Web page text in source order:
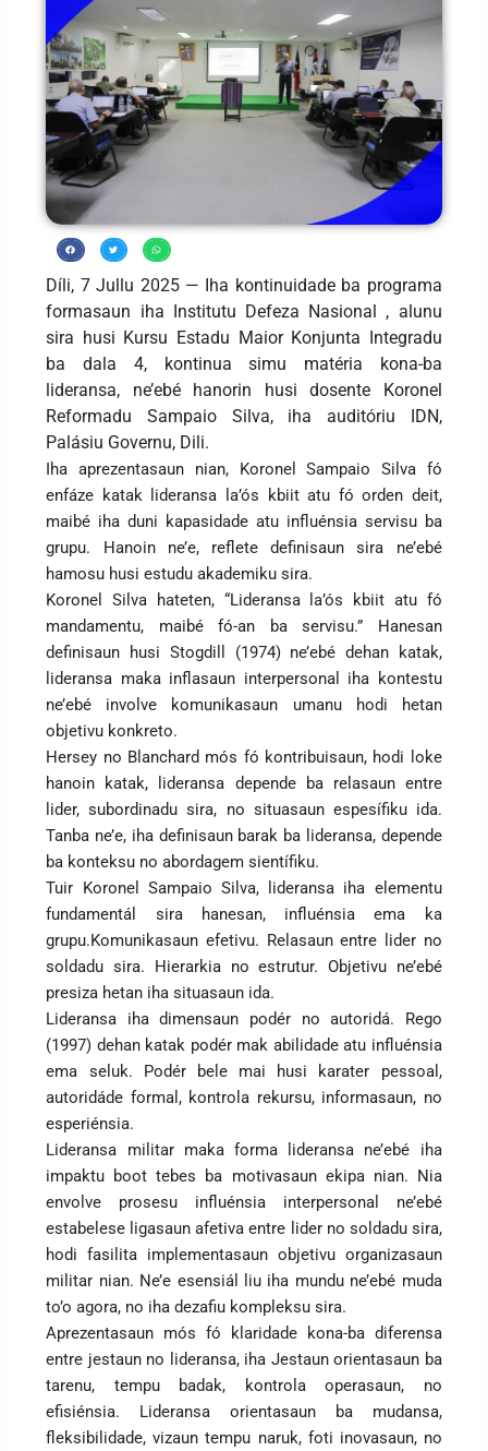
Díli, 7 Jullu 2025 — Iha kontinuidade ba programa
formasaun iha Institutu Defeza Nasional , alunu
sira husi Kursu Estadu Maior Konjunta Integradu
ba dala 4, kontinua simu matéria kona-ba
lideransa, ne’ebé hanorin husi dosente Koronel
Reformadu Sampaio Silva, iha auditóriu IDN,
Palásiu Governu, Dili.
Iha aprezentasaun nian, Koronel Sampaio Silva fó
enfáze katak lideransa la’ós kbiit atu fó orden deit,
maibé iha duni kapasidade atu influénsia servisu ba
grupu. Hanoin ne’e, reflete definisaun sira ne’ebé
hamosu husi estudu akademiku sira.
Koronel Silva hateten, “Lideransa la’ós kbiit atu fó
mandamentu, maibé fó-an ba servisu.” Hanesan
definisaun husi Stogdill (1974) ne’ebé dehan katak,
lideransa maka inflasaun interpersonal iha kontestu
ne’ebé involve komunikasaun umanu hodi hetan
objetivu konkreto.
Hersey no Blanchard mós fó kontribuisaun, hodi loke
hanoin katak, lideransa depende ba relasaun entre
lider, subordinadu sira, no situasaun espesífiku ida.
Tanba ne’e, iha definisaun barak ba lideransa, depende
ba konteksu no abordagem sientífiku.
Tuir Koronel Sampaio Silva, lideransa iha elementu
fundamentál sira hanesan, influénsia ema ka
grupu.Komunikasaun efetivu. Relasaun entre lider no
soldadu sira. Hierarkia no estrutur. Objetivu ne’ebé
presiza hetan iha situasaun ida.
Lideransa iha dimensaun podér no autoridá. Rego
(1997) dehan katak podér mak abilidade atu influénsia
ema seluk. Podér bele mai husi karater pessoal,
autoridáde formal, kontrola rekursu, informasaun, no
esperiénsia.
Lideransa militar maka forma lideransa ne’ebé iha
impaktu boot tebes ba motivasaun ekipa nian. Nia
envolve prosesu influénsia interpersonal ne’ebé
estabelese ligasaun afetiva entre lider no soldadu sira,
hodi fasilita implementasaun objetivu organizasaun
militar nian. Ne’e esensiál liu iha mundu ne’ebé muda
to’o agora, no iha dezafiu kompleksu sira.
Aprezentasaun mós fó klaridade kona-ba diferensa
entre jestaun no lideransa, iha Jestaun orientasaun ba
tarenu, tempu badak, kontrola operasaun, no
efisiénsia. Lideransa orientasaun ba mudansa,
fleksibilidade, vizaun tempu naruk, foti inovasaun, no